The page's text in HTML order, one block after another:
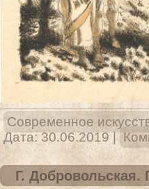
Современное
Дата: 30.06.2019 |
Г. Добровольская.